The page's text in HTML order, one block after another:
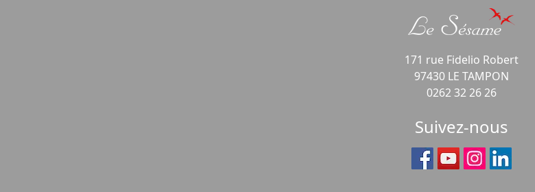
171 rue Fidelio Robert
97430 LE TAMPON
0262 32 26 26
Suivez-nous